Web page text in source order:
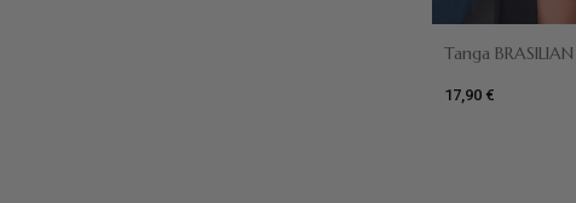
Negro
Tanga BRASILIAN
17,90 €